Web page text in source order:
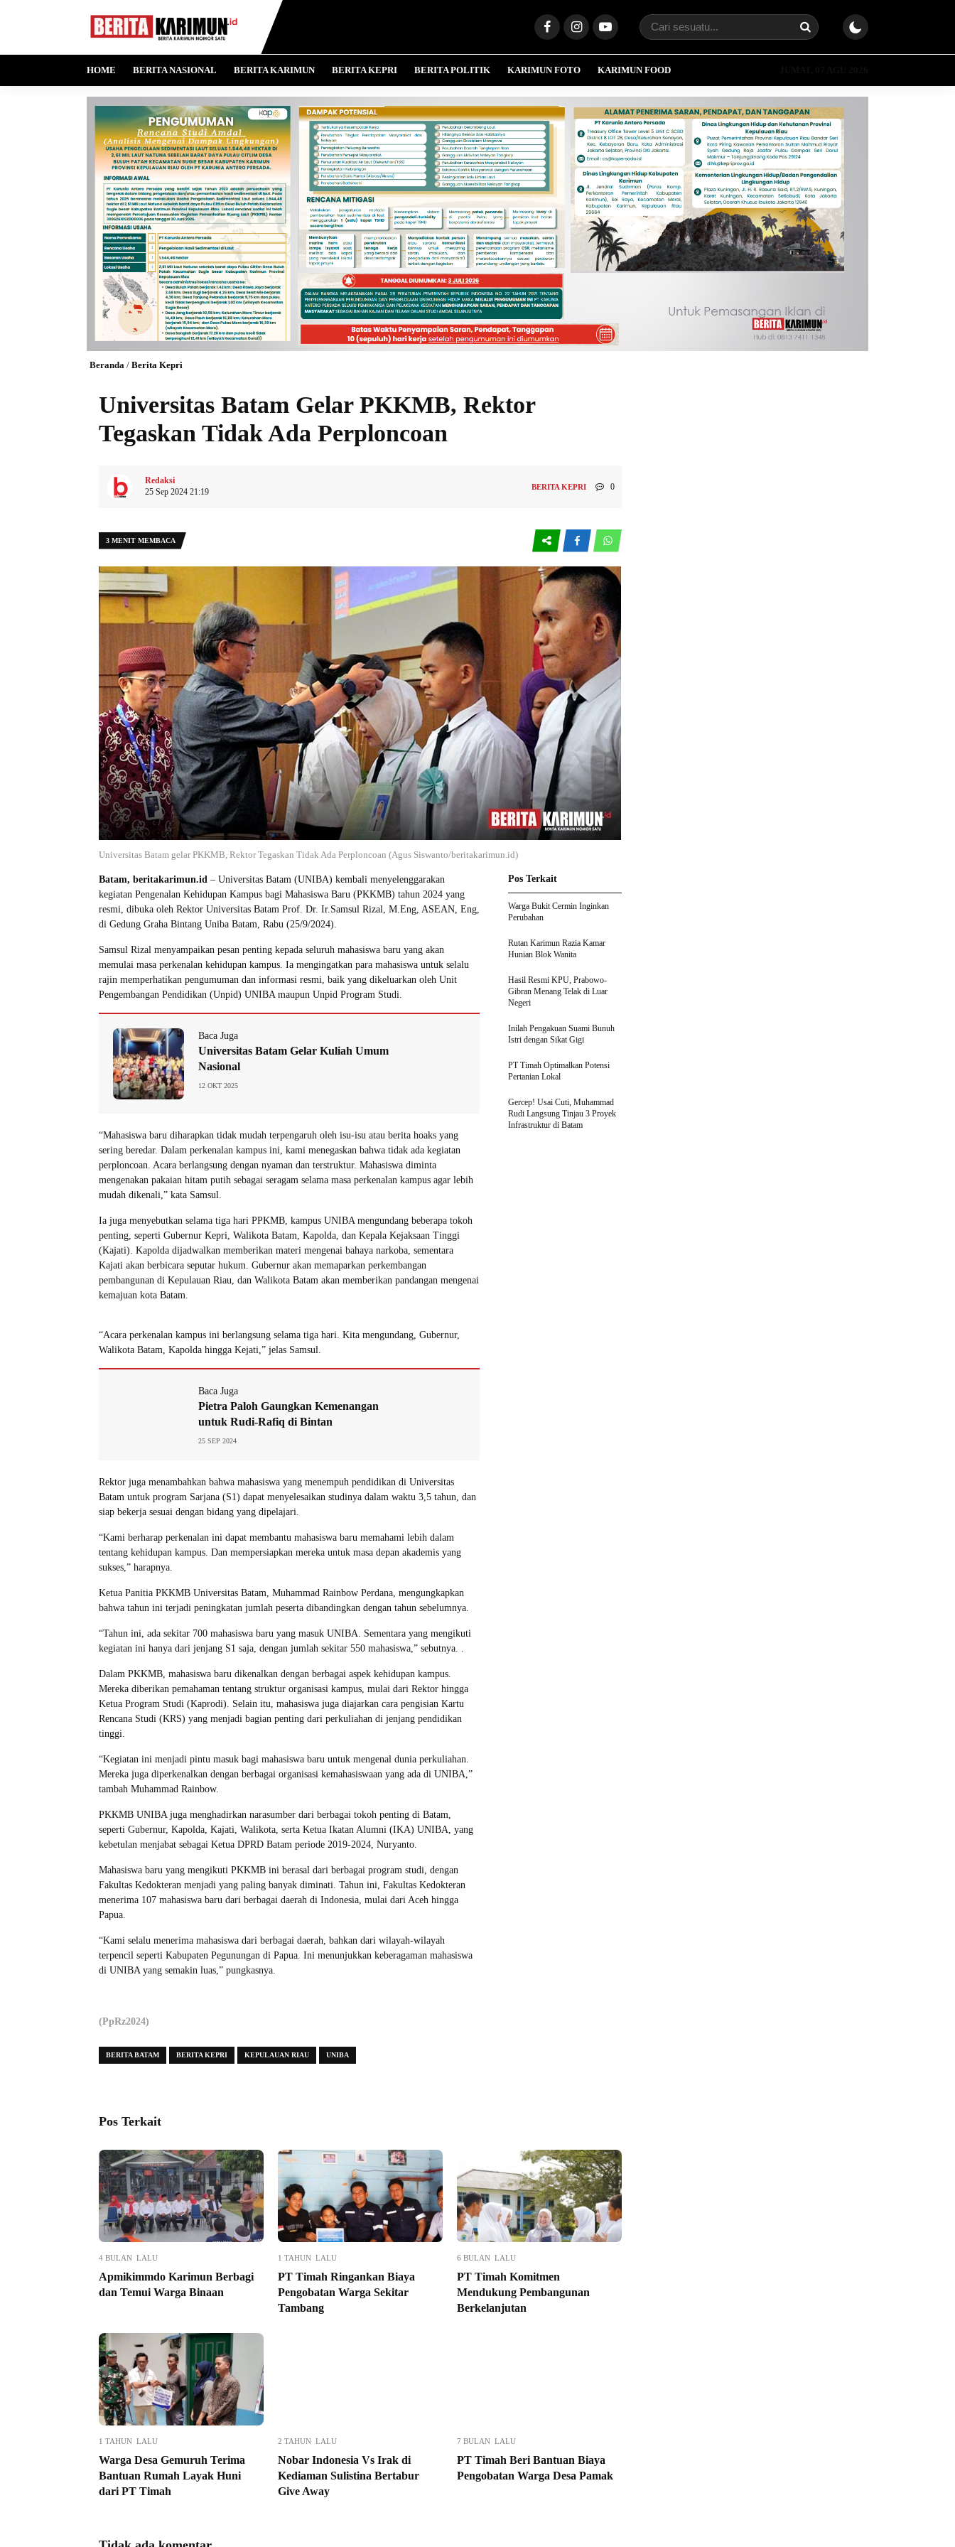
HOME BERITA NASIONAL BERITA KARIMUN BERITA KEPRI BERITA POLITIK KARIMUN FOTO KARIMUN FOOD
Beranda / Berita Kepri
Universitas Batam Gelar PKKMB, Rektor
Tegaskan Tidak Ada Perploncoan
Redaksi
25 Sep 2024 21:19
BERITA KEPRI 0
3 MENIT MEMBACA
Universitas Batam gelar PKKMB, Rektor Tegaskan Tidak Ada Perploncoan (Agus Siswanto/beritakarimun.id)
Batam, beritakarimun.id – Universitas Batam (UNIBA) kembali menyelenggarakan
kegiatan Pengenalan Kehidupan Kampus bagi Mahasiswa Baru (PKKMB) tahun 2024 yang
resmi, dibuka oleh Rektor Universitas Batam Prof. Dr. Ir.Samsul Rizal, M.Eng, ASEAN, Eng,
di Gedung Graha Bintang Uniba Batam, Rabu (25/9/2024).
Samsul Rizal menyampaikan pesan penting kepada seluruh mahasiswa baru yang akan
memulai masa perkenalan kehidupan kampus. Ia mengingatkan para mahasiswa untuk selalu
rajin memperhatikan pengumuman dan informasi resmi, baik yang dikeluarkan oleh Unit
Pengembangan Pendidikan (Unpid) UNIBA maupun Unpid Program Studi.
Baca Juga
Universitas Batam Gelar Kuliah Umum
Nasional
12 OKT 2025
“Mahasiswa baru diharapkan tidak mudah terpengaruh oleh isu-isu atau berita hoaks yang
sering beredar. Dalam perkenalan kampus ini, kami menegaskan bahwa tidak ada kegiatan
perploncoan. Acara berlangsung dengan nyaman dan terstruktur. Mahasiswa diminta
mengenakan pakaian hitam putih sebagai seragam selama masa perkenalan kampus agar lebih
mudah dikenali,” kata Samsul.
Ia juga menyebutkan selama tiga hari PPKMB, kampus UNIBA mengundang beberapa tokoh
penting, seperti Gubernur Kepri, Walikota Batam, Kapolda, dan Kepala Kejaksaan Tinggi
(Kajati). Kapolda dijadwalkan memberikan materi mengenai bahaya narkoba, sementara
Kajati akan berbicara seputar hukum. Gubernur akan memaparkan perkembangan
pembangunan di Kepulauan Riau, dan Walikota Batam akan memberikan pandangan mengenai
kemajuan kota Batam.
“Acara perkenalan kampus ini berlangsung selama tiga hari. Kita mengundang, Gubernur,
Walikota Batam, Kapolda hingga Kejati,” jelas Samsul.
Baca Juga
Pietra Paloh Gaungkan Kemenangan
untuk Rudi-Rafiq di Bintan
25 SEP 2024
Rektor juga menambahkan bahwa mahasiswa yang menempuh pendidikan di Universitas
Batam untuk program Sarjana (S1) dapat menyelesaikan studinya dalam waktu 3,5 tahun, dan
siap bekerja sesuai dengan bidang yang dipelajari.
“Kami berharap perkenalan ini dapat membantu mahasiswa baru memahami lebih dalam
tentang kehidupan kampus. Dan mempersiapkan mereka untuk masa depan akademis yang
sukses,” harapnya.
Ketua Panitia PKKMB Universitas Batam, Muhammad Rainbow Perdana, mengungkapkan
bahwa tahun ini terjadi peningkatan jumlah peserta dibandingkan dengan tahun sebelumnya.
“Tahun ini, ada sekitar 700 mahasiswa baru yang masuk UNIBA. Sementara yang mengikuti
kegiatan ini hanya dari jenjang S1 saja, dengan jumlah sekitar 550 mahasiswa,” sebutnya. .
Dalam PKKMB, mahasiswa baru dikenalkan dengan berbagai aspek kehidupan kampus.
Mereka diberikan pemahaman tentang struktur organisasi kampus, mulai dari Rektor hingga
Ketua Program Studi (Kaprodi). Selain itu, mahasiswa juga diajarkan cara pengisian Kartu
Rencana Studi (KRS) yang menjadi bagian penting dari perkuliahan di jenjang pendidikan
tinggi.
“Kegiatan ini menjadi pintu masuk bagi mahasiswa baru untuk mengenal dunia perkuliahan.
Mereka juga diperkenalkan dengan berbagai organisasi kemahasiswaan yang ada di UNIBA,”
tambah Muhammad Rainbow.
PKKMB UNIBA juga menghadirkan narasumber dari berbagai tokoh penting di Batam,
seperti Gubernur, Kapolda, Kajati, Walikota, serta Ketua Ikatan Alumni (IKA) UNIBA, yang
kebetulan menjabat sebagai Ketua DPRD Batam periode 2019-2024, Nuryanto.
Mahasiswa baru yang mengikuti PKKMB ini berasal dari berbagai program studi, dengan
Fakultas Kedokteran menjadi yang paling banyak diminati. Tahun ini, Fakultas Kedokteran
menerima 107 mahasiswa baru dari berbagai daerah di Indonesia, mulai dari Aceh hingga
Papua.
“Kami selalu menerima mahasiswa dari berbagai daerah, bahkan dari wilayah-wilayah
terpencil seperti Kabupaten Pegunungan di Papua. Ini menunjukkan keberagaman mahasiswa
di UNIBA yang semakin luas,” pungkasnya.
(PpRz2024)
BERITA BATAM BERITA KEPRI KEPULAUAN RIAU UNIBA
Pos Terkait
Warga Bukit Cermin Inginkan
Perubahan
Rutan Karimun Razia Kamar
Hunian Blok Wanita
Hasil Resmi KPU, Prabowo-
Gibran Menang Telak di Luar
Negeri
Inilah Pengakuan Suami Bunuh
Istri dengan Sikat Gigi
PT Timah Optimalkan Potensi
Pertanian Lokal
Gercep! Usai Cuti, Muhammad
Rudi Langsung Tinjau 3 Proyek
Infrastruktur di Batam
Pos Terkait
4 BULAN LALU
Apmikimmdo Karimun Berbagi
dan Temui Warga Binaan
1 TAHUN LALU
PT Timah Ringankan Biaya
Pengobatan Warga Sekitar
Tambang
6 BULAN LALU
PT Timah Komitmen
Mendukung Pembangunan
Berkelanjutan
1 TAHUN LALU
Warga Desa Gemuruh Terima
Bantuan Rumah Layak Huni
dari PT Timah
2 TAHUN LALU
Nobar Indonesia Vs Irak di
Kediaman Sulistina Bertabur
Give Away
7 BULAN LALU
PT Timah Beri Bantuan Biaya
Pengobatan Warga Desa Pamak